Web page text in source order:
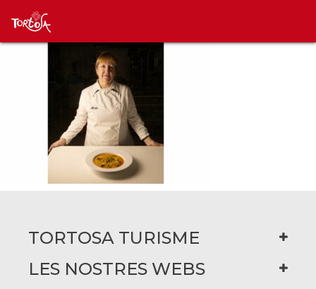
TORTOSA TURISME
LES NOSTRES WEBS